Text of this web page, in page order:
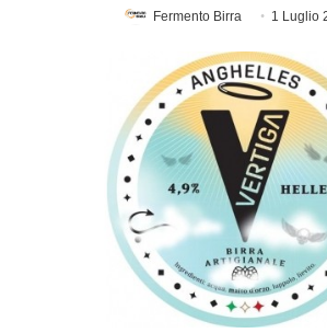
Fermento Birra 1 Luglio